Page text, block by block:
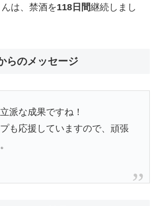
は、禁酒を118日間継続しまし
らのメッセージ
派な成果ですね！
も応援していますので、頑張